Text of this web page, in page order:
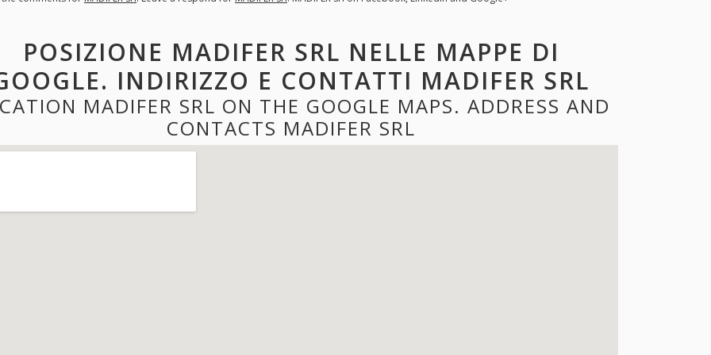
POSIZIONE MADIFER SRL NELLE MAPPE DI
INDIRIZZO E CONTATTI MADIFER SRL
MADIFER SRL ON THE GOOGLE MAPS. ADDRESS AND
CONTACTS MADIFER SRL